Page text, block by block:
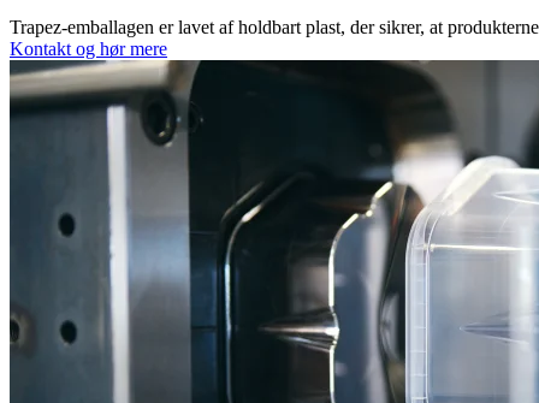
Trapez-emballagen er lavet af holdbart plast, der sikrer, at
Kontakt og hør mere